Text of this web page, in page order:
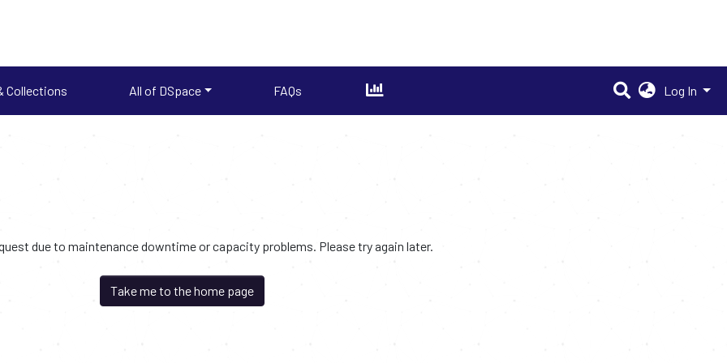
Collections All of DSpace FAQs Log In
due to maintenance downtime or capacity problems. Please try again later.
Take me to the home page